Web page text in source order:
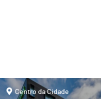
pageCentro da Cidade